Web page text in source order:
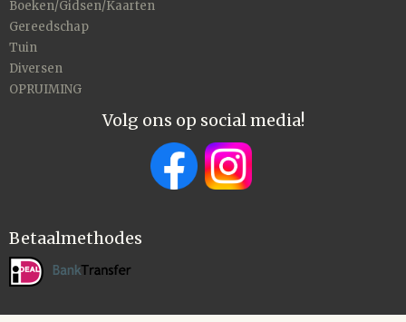
Boeken/Gidsen/Kaarten
Gereedschap
Tuin
Diversen
OPRUIMING
Volg ons op social media!
Betaalmethodes